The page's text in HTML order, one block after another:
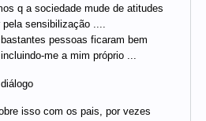
q a sociedade mude de atitudes
sensibilização ....
pessoas ficaram bem
me a mim próprio ...
isso com os pais, por vezes